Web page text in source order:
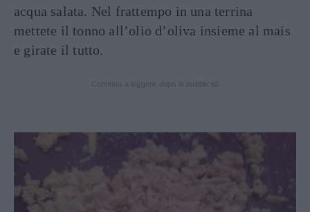
acqua salata. Nel frattempo in una terrina
mettete il tonno all’olio d’oliva insieme al mais
e girate il tutto.